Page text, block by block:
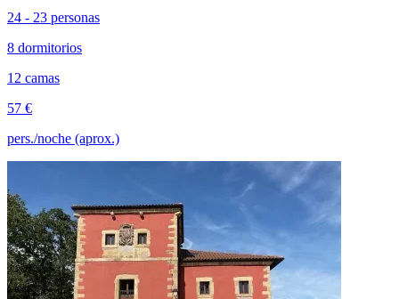
24 - 23 personas
8 dormitorios
12 camas
57 €
pers./noche (aprox.)